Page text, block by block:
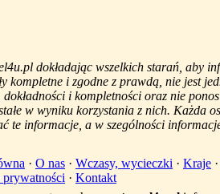
dokładając wszelkich starań, aby
kompletne i zgodne z prawdą, nie jest
i kompletności oraz nie
w wyniku korzystania z nich. Każda
te informacje, a w szególności
· O nas · Wczasy, wycieczki · Kraje
· Kontakt